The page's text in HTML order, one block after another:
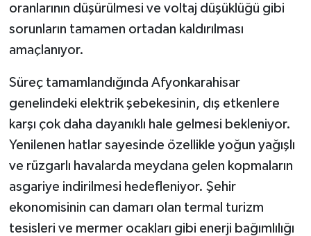
oranlarının düşürülmesi ve voltaj düşüklüğü gibi
sorunların tamamen ortadan kaldırılması
amaçlanıyor.
Süreç tamamlandığında Afyonkarahisar
genelindeki elektrik şebekesinin, dış etkenlere
karşı çok daha dayanıklı hale gelmesi bekleniyor.
Yenilenen hatlar sayesinde özellikle yoğun yağışlı
ve rüzgarlı havalarda meydana gelen kopmaların
asgariye indirilmesi hedefleniyor. Şehir
ekonomisinin can damarı olan termal turizm
tesisleri ve mermer ocakları gibi enerji bağımlılığı